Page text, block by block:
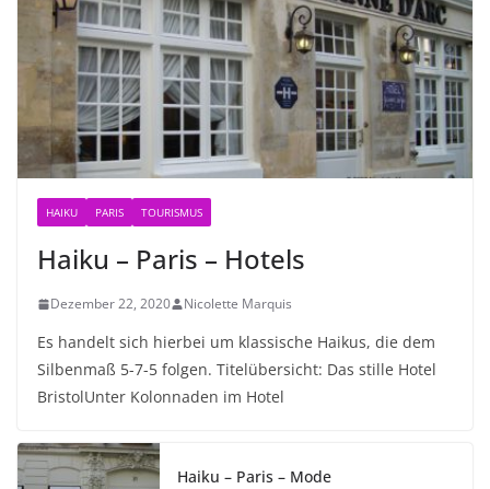
HAIKU PARIS TOURISMUS
Haiku – Paris – Hotels
Dezember 22, 2020 Nicolette Marquis
Es handelt sich hierbei um klassische Haikus, die dem
Silbenmaß 5-7-5 folgen. Titelübersicht: Das stille Hotel
BristolUnter Kolonnaden im Hotel
Haiku – Paris – Mode